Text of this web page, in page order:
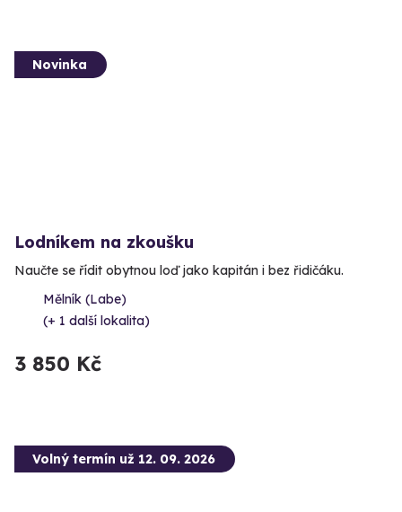
Novinka
Lodníkem na zkoušku
Naučte se řídit obytnou loď jako kapitán i bez řidičáku.
Mělník (Labe)
(+ 1 další lokalita)
3 850 Kč
Volný termín už 12. 09. 2026